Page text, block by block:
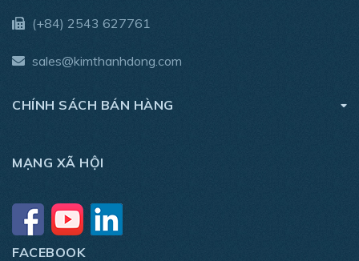
(+84) 2543 627761
sales@kimthanhdong.com
CHÍNH SÁCH BÁN HÀNG
MẠNG XÃ HỘI
FACEBOOK